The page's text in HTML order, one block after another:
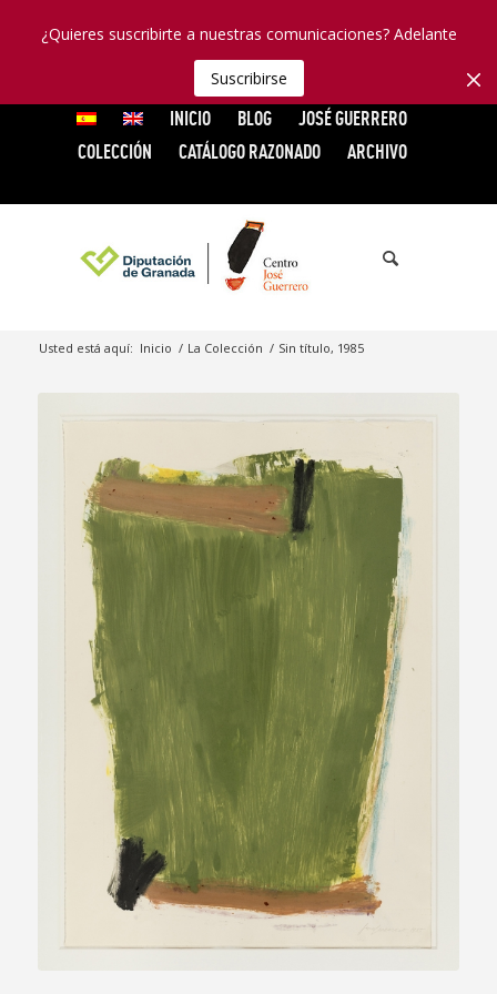
¿Quieres suscribirte a nuestras comunicaciones? Adelante
Suscribirse
INICIO BLOG
JOSÉ GUERRERO
COLECCIÓN
CATÁLOGO RAZONADO ARCHIVO
Usted está aquí: Inicio / La Colección / Sin título, 1985